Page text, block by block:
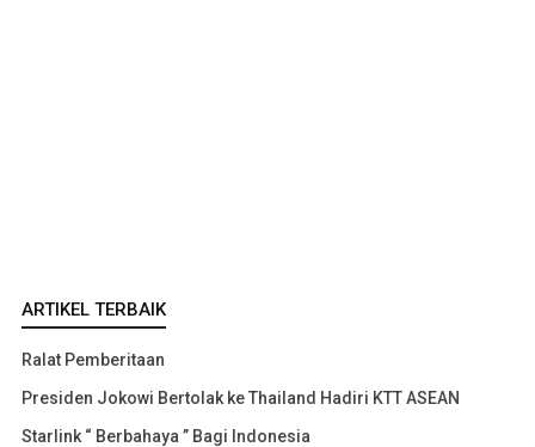
ARTIKEL TERBAIK
Ralat Pemberitaan
Presiden Jokowi Bertolak ke Thailand Hadiri KTT ASEAN
Starlink “ Berbahaya ” Bagi Indonesia